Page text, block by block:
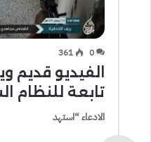
0
361
الفيديو قديم
تابعة للنظام
الادعاء “استهد